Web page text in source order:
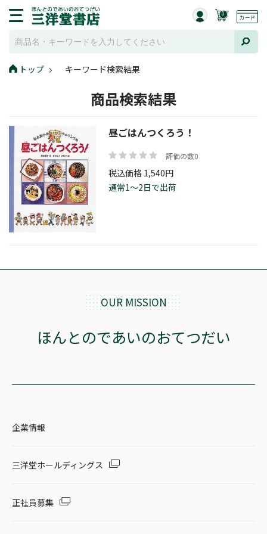
0
トップ キーワード検索結果
商品検索結果
昼ごはんつくろう！
評価の数0
税込価格 1,540円
通常1～2日で出荷
OUR MISSION
ほんとのであいのおてつだい
企業情報
三洋堂ホールディングス
正社員募集